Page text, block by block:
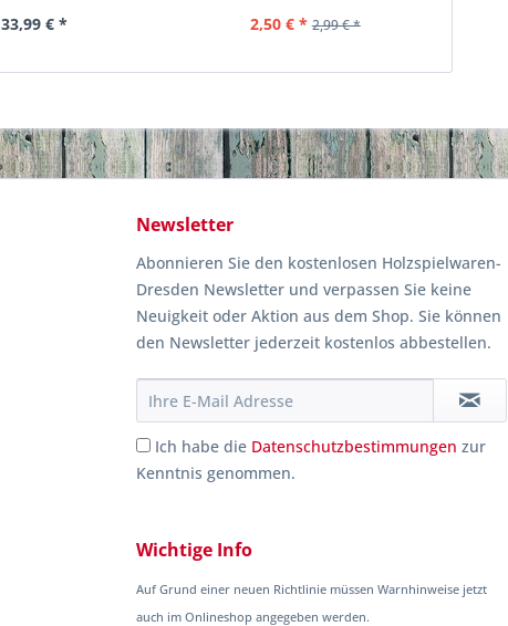
33,99 € * 2,50 € * 2,99 € *
Newsletter
Abonnieren Sie den kostenlosen Holzspielwaren-
Dresden Newsletter und verpassen Sie keine
Neuigkeit oder Aktion aus dem Shop. Sie können
den Newsletter jederzeit kostenlos abbestellen.
Ich habe die Datenschutzbestimmungen zur
Kenntnis genommen.
Wichtige Info
Auf Grund einer neuen Richtlinie müssen Warnhinweise jetzt
auch im Onlineshop angegeben werden.